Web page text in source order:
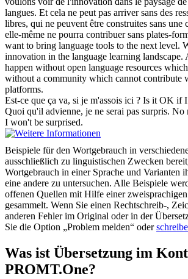
langues. Et cela ne peut pas arriver sans des
libres, qui ne peuvent être construites sans une
elle-même ne pourra contribuer sans plates-
want to bring language tools to the next level.
innovation in the language learning landscape.
happen without open language resources
without a community which cannot contribute
platforms.
Est-ce que ça va, si je m'assois ici ? Is it OK if I
Quoi qu'il advienne, je ne serai pas surpris. No
I won't be surprised.
Beispiele für den Wortgebrauch in
ausschließlich zu linguistischen Zwecken
Wortgebrauch in einer Sprache und Varianten
eine andere zu untersuchen. Alle Beispiele
offenen Quellen mit Hilfe einer
gesammelt. Wenn Sie einen Rechtschreib-,
anderen Fehler im Original oder in der
Sie die Option „Problem melden“ oder
Was ist Übersetzung im
PROMT.One?